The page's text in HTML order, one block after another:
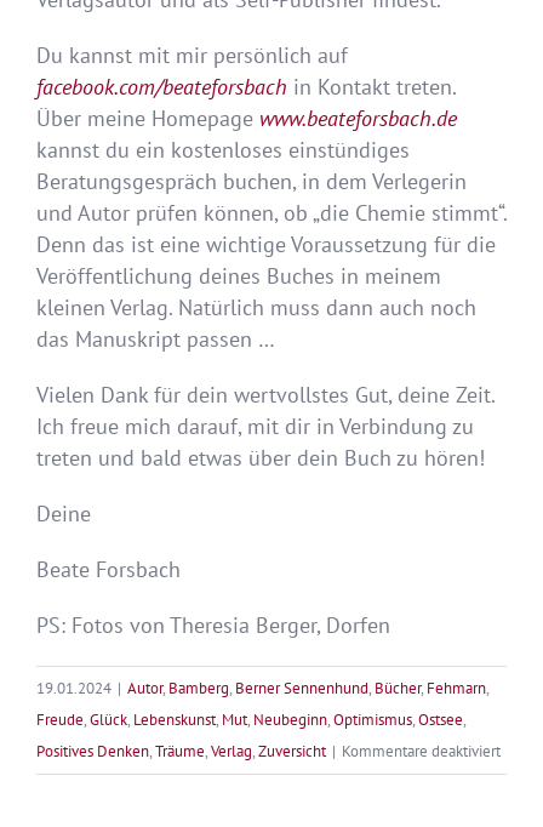
Du kannst mit mir persönlich auf
facebook.com/beateforsbach in Kontakt treten.
Über meine Homepage www.beateforsbach.de
kannst du ein kostenloses einstündiges
Beratungsgespräch buchen, in dem Verlegerin
und Autor prüfen können, ob „die Chemie stimmt“.
Denn das ist eine wichtige Voraussetzung für die
Veröffentlichung deines Buches in meinem
kleinen Verlag. Natürlich muss dann auch noch
das Manuskript passen …
Vielen Dank für dein wertvollstes Gut, deine Zeit.
Ich freue mich darauf, mit dir in Verbindung zu
treten und bald etwas über dein Buch zu hören!
Deine
Beate Forsbach
PS: Fotos von Theresia Berger, Dorfen
19.01.2024 | Autor, Bamberg, Berner Sennenhund, Bücher, Fehmarn,
Freude,Glück, Lebenskunst, Mut, Neubeginn,Optimismus,Ostsee,
Positives Denken,Träume,Verlag,Zuversicht | Kommentare deaktiviertfür